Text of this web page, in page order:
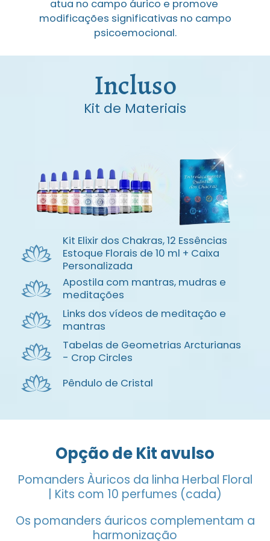
atua no campo áurico e promove ​
modificações significativas no campo
psicoemocional.
Incluso
Kit de Materiais
Kit Elixir dos Chakras, 12 Essências
Estoque Florais de 10 ml + Caixa
Personalizada
Apostila com mantras, ​mudras e
meditações
Links dos vídeos de ​meditação e
mantras
Tabelas de Geometrias ​Arcturianas
- Crop Circles
Pêndulo de Cristal
Opção de Kit avulso
Pomanders Àuricos da linha Herbal Floral
| Kits com 10 perfumes (cada)
Os pomanders áuricos complementam a
harmonização